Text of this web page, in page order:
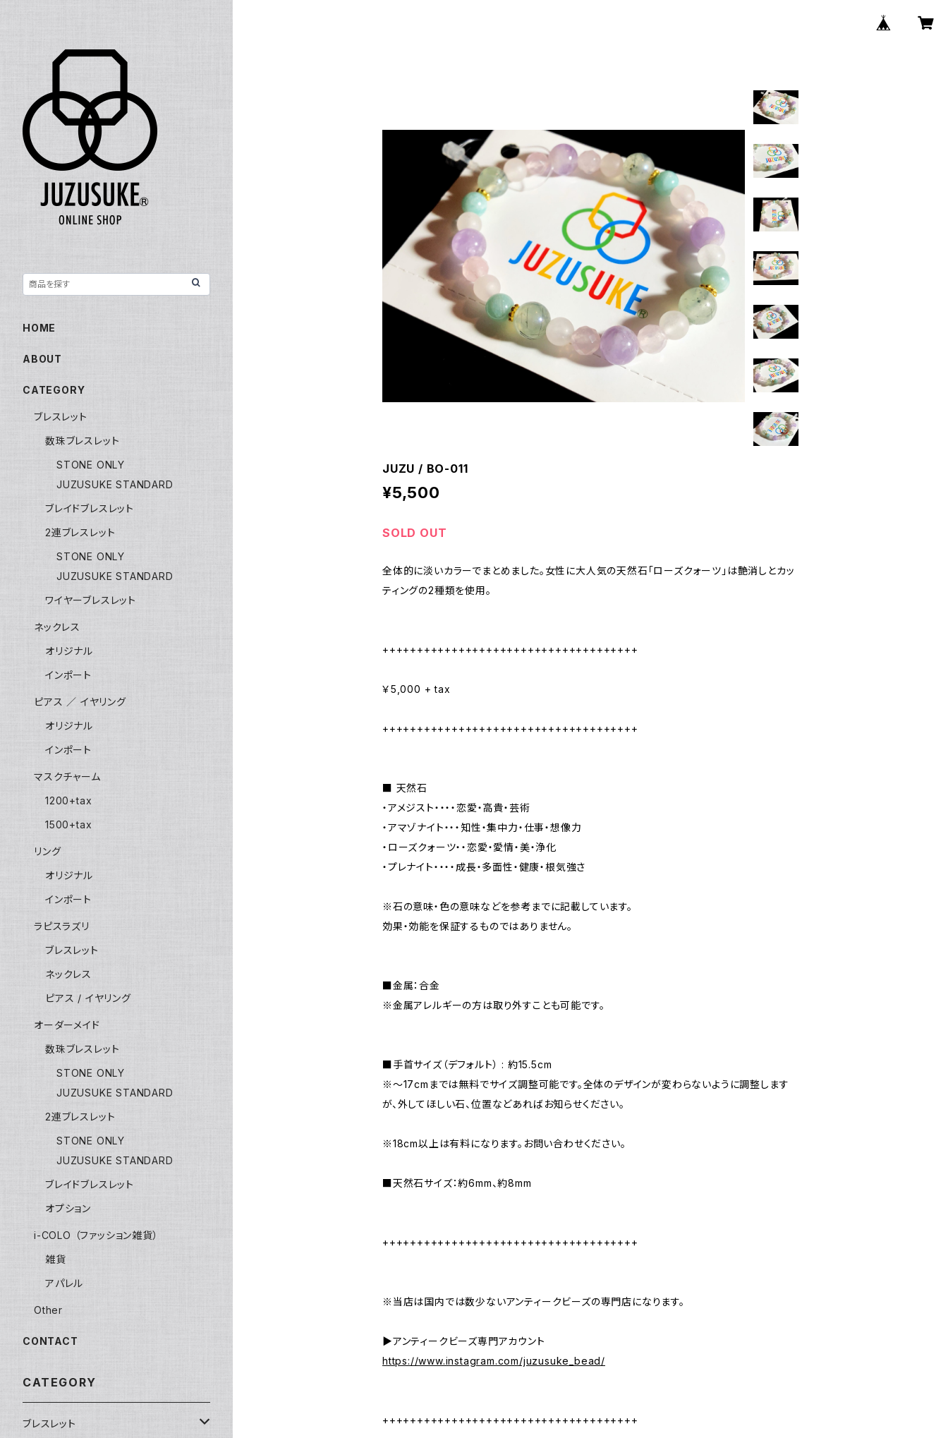
JUZU / BO-011
¥5,500
SOLD OUT
全体的に淡いカラーでまとめました。女性に大人気の天然石「ローズクォーツ」は艶消しとカッ
ティングの2種類を使用。
+++++++++++++++++++++++++++++++++++++
￥5,000 + tax
+++++++++++++++++++++++++++++++++++++
■ 天然石
・アメジスト・・・・恋愛・高貴・芸術
・アマゾナイト・・・知性・集中力・仕事・想像力
・ローズクォーツ・・恋愛・愛情・美・浄化
・プレナイト・・・・成長・多面性・健康・根気強さ
※石の意味・色の意味などを参考までに記載しています。
効果・効能を保証するものではありません。
■金属：合金
※金属アレルギーの方は取り外すことも可能です。
■手首サイズ（デフォルト） : 約15.5cm
※〜17cmまでは無料でサイズ調整可能です。全体のデザインが変わらないように調整します
が、外してほしい石、位置などあればお知らせください。
※18cm以上は有料になります。お問い合わせください。
■天然石サイズ：約6mm、約8mm
+++++++++++++++++++++++++++++++++++++
※当店は国内では数少ないアンティークビーズの専門店になります。
▶︎アンティークビーズ専門アカウント
https://www.instagram.com/juzusuke_bead/
+++++++++++++++++++++++++++++++++++++
HOME
ABOUT
CATEGORY
ブレスレット
数珠ブレスレット
STONE ONLY
JUZUSUKE STANDARD
ブレイドブレスレット
2連ブレスレット
STONE ONLY
JUZUSUKE STANDARD
ワイヤーブレスレット
ネックレス
オリジナル
インポート
ピアス ／ イヤリング
オリジナル
インポート
マスクチャーム
1200+tax
1500+tax
リング
オリジナル
インポート
ラピスラズリ
ブレスレット
ネックレス
ピアス / イヤリング
オーダーメイド
数珠ブレスレット
STONE ONLY
JUZUSUKE STANDARD
2連ブレスレット
STONE ONLY
JUZUSUKE STANDARD
ブレイドブレスレット
オプション
i-COLO （ファッション雑貨）
雑貨
アパレル
Other
CONTACT
CATEGORY
ブレスレット